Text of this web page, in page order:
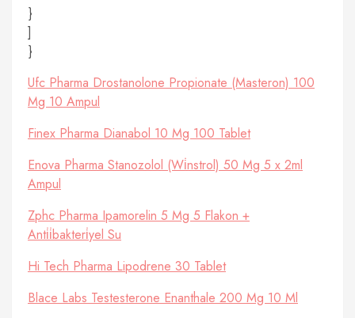
}
]
}
Ufc Pharma Drostanolone Propionate (Masteron) 100
Mg 10 Ampul
Finex Pharma Dianabol 10 Mg 100 Tablet
Enova Pharma Stanozolol (Wi̇nstrol) 50 Mg 5 x 2ml
Ampul
Zphc Pharma Ipamorelin 5 Mg 5 Flakon +
Anti̇i̇bakteri̇yel Su
Hi Tech Pharma Lipodrene 30 Tablet
Blace Labs Testesterone Enanthale 200 Mg 10 Ml